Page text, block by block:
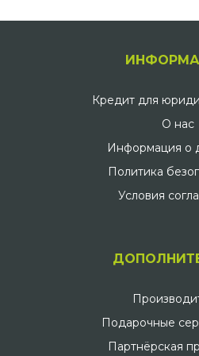
Кредит для
О нас
Информация о
Политика
Условия
Подарочные
Партнёрская